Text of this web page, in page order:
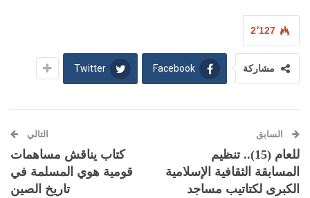
2٬127
مشاركة Facebook
Twitter
السابق
للعام (15).. تنظيم
المسابقة الثقافية الإسلامية
الكبرى لكتاتيب مساجد
التالي
كتاب يناقش مساهمات
قومية هوي المسلمة في
تاريخ الصين